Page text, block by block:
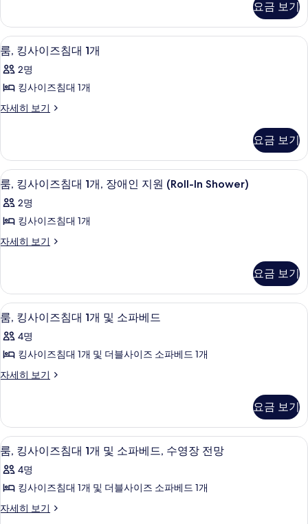
개
사
진
모
두
보
대
개
자
세
히
기
요금 보기
룸,
킹
사
이
즈
대
개
사
진
모
기
고급 침구, 객실 내 금고, 책상, 노트북
6
룸, 킹사이즈침대 1개
2명
킹사이즈침대 1개
자세히 보기
룸,
즈
침
대
1
개
자
히
요금 보기
룸,
킹
사
이
즈
대
개,
장
애
인
(Roll-
In
Shower)
사
진
모
고급 침구, 객실 내 금고, 책상, 노트북
5
룸, 킹사이즈침대 1개, 장애인 지원 (Roll-In Shower)
2명
킹사이즈침대 1개
자세히 보기
룸,
즈
침
대
1
개,
장
인
In
Shower)
자
세
히
보
요금 보기
룸,
킹
사
이
즈
대
개
및
소
파
고급 침구, 객실 내 금고, 책상, 노트북
4
룸, 킹사이즈침대 1개 및 소파베드
4명
킹사이즈침대 1개 및 더블사이즈 소파베드 1개
자세히 보기
룸,
즈
침
대
1
개
및
파
요금 보기
룸,
킹
사
이
즈
룸, 킹사이즈침대 1개 및 소파베드, 수
4
룸, 킹사이즈침대 1개 및 소파베드, 수영장 전망
4명
킹사이즈침대 1개 및 더블사이즈 소파베드 1개
자세히 보기
룸,